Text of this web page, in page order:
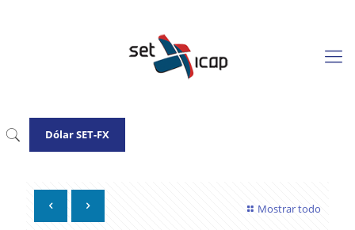
Dólar SET-FX
Mostrar todo